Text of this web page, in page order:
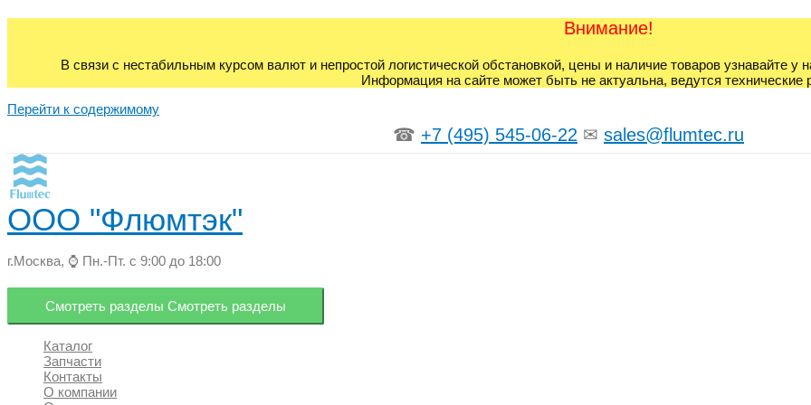
Внимание!
В связи с нестабильным курсом валют и непростой логистической обстановкой, цены и наличие товаров узнавайте
Информация на сайте может быть не актуальна, ведутся технические
Перейти к содержимому
☎ +7 (495) 545-06-22 ✉ sales@flumtec.ru
ООО "Флюмтэк"
г.Москва, ⌚ Пн.-Пт. с 9:00 до 18:00
Смотреть разделы Смотреть разделы
Каталог
Запчасти
Контакты
О компании